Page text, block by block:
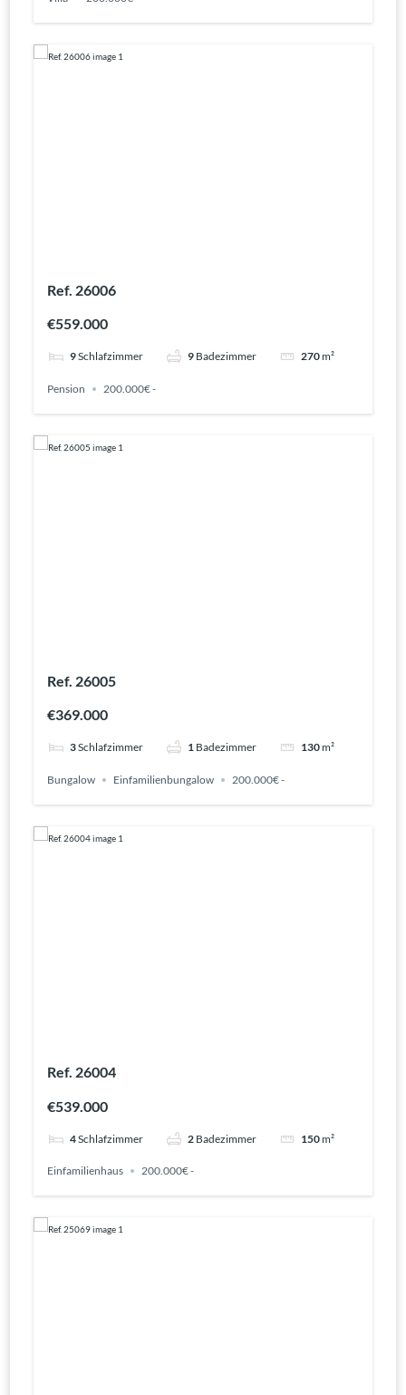
Ref. 26006
€559.000
9Schlafzimmer 9 Badezimmer 270m²
Pension 200.000€ -
Ref. 26005
€369.000
3Schlafzimmer 1 Badezimmer 130m²
Bungalow Einfamilienbungalow 200.000€ -
Ref. 26004
€539.000
4Schlafzimmer 2 Badezimmer 150m²
Einfamilienhaus 200.000€ -